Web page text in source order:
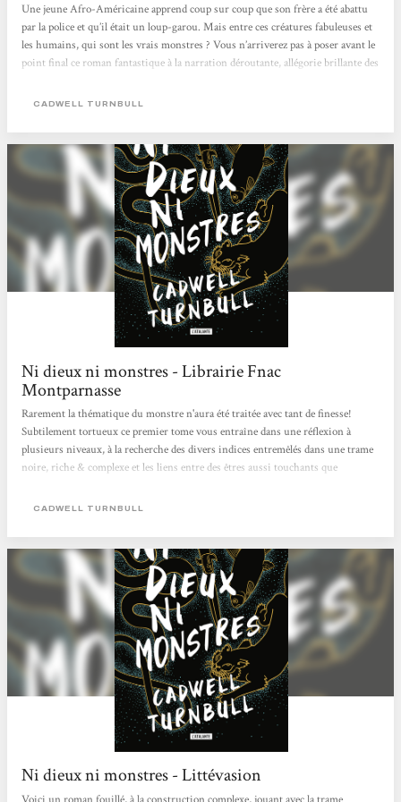
Une jeune Afro-Américaine apprend coup sur coup que son frère a été abattu
par la police et qu’il était un loup-garou. Mais entre ces créatures fabuleuses et
les humains, qui sont les vrais monstres ? Vous n’arriverez pas à poser avant le
point final ce roman fantastique à la narration déroutante, allégorie brillante des
CADWELL TURNBULL
Ni dieux ni monstres - Librairie Fnac
Montparnasse
Rarement la thématique du monstre n'aura été traitée avec tant de finesse!
Subtilement tortueux ce premier tome vous entraîne dans une réflexion à
plusieurs niveaux, à la recherche des divers indices entremêlés dans une trame
noire, riche & complexe et les liens entre des êtres aussi touchants que
CADWELL TURNBULL
Ni dieux ni monstres - Littévasion